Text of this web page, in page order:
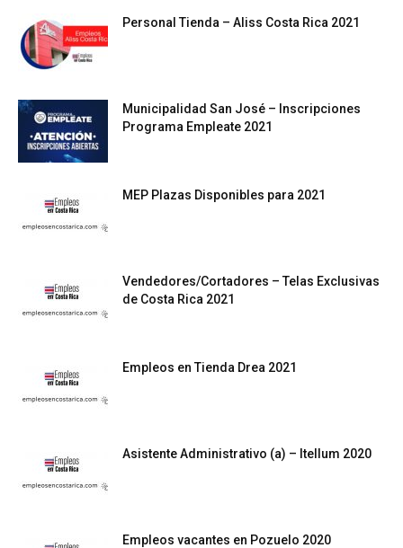
Personal Tienda – Aliss Costa Rica 2021
Municipalidad San José – Inscripciones
Programa Empleate 2021
MEP Plazas Disponibles para 2021
Vendedores/Cortadores – Telas Exclusivas
de Costa Rica 2021
Empleos en Tienda Drea 2021
Asistente Administrativo (a) – Itellum 2020
Empleos vacantes en Pozuelo 2020